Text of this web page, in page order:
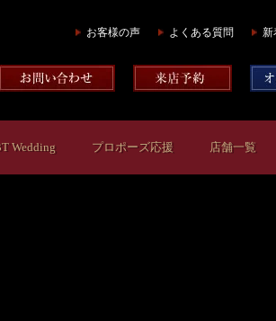
お客様の声 よくある質問 新
Wedding プロポーズ応援 店舗一覧